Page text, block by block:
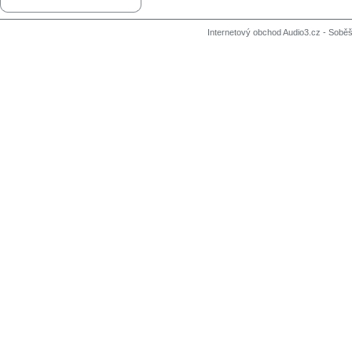
Internetový obchod Audio3.cz -